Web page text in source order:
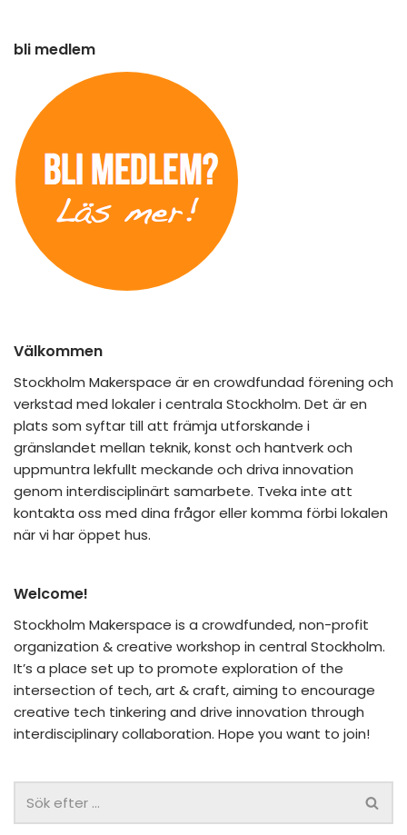
bli medlem
Välkommen
Stockholm Makerspace är en crowdfundad förening och
verkstad med lokaler i centrala Stockholm. Det är en
plats som syftar till att främja utforskande i
gränslandet mellan teknik, konst och hantverk och
uppmuntra lekfullt meckande och driva innovation
genom interdisciplinärt samarbete. Tveka inte att
kontakta oss med dina frågor eller komma förbi lokalen
när vi har öppet hus.
Welcome!
Stockholm Makerspace is a crowdfunded, non-profit
organization & creative workshop in central Stockholm.
It’s a place set up to promote exploration of the
intersection of tech, art & craft, aiming to encourage
creative tech tinkering and drive innovation through
interdisciplinary collaboration. Hope you want to join!